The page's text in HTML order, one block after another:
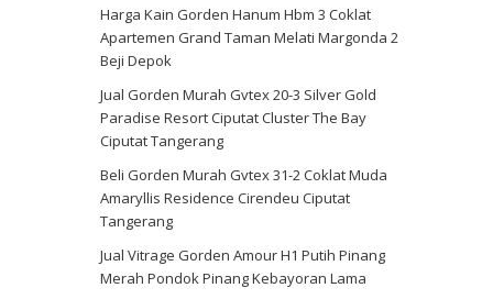
Harga Kain Gorden Hanum Hbm 3 Coklat
Apartemen Grand Taman Melati Margonda 2
Beji Depok
Jual Gorden Murah Gvtex 20-3 Silver Gold
Paradise Resort Ciputat Cluster The Bay
Ciputat Tangerang
Beli Gorden Murah Gvtex 31-2 Coklat Muda
Amaryllis Residence Cirendeu Ciputat
Tangerang
Jual Vitrage Gorden Amour H1 Putih Pinang
Merah Pondok Pinang Kebayoran Lama